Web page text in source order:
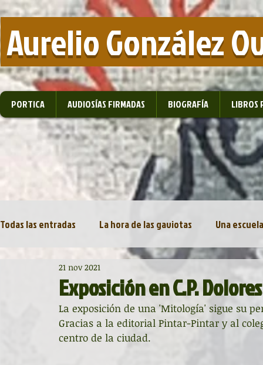
Aurelio González
PORTICA AUDIOSÍAS FIRMADAS BIOGRAFÍA LIBROS
Todas las entradas La hora de las gaviotas Una
Diccionario de mitos clásicos La ventana
Noche de Cumpleaños La rucha Asociación
Exposición en C.P.
21 nov 2021
La exposición de una 'Mitología' sigue su
Gracias a la editorial Pintar-Pintar y al
centro de la ciudad.